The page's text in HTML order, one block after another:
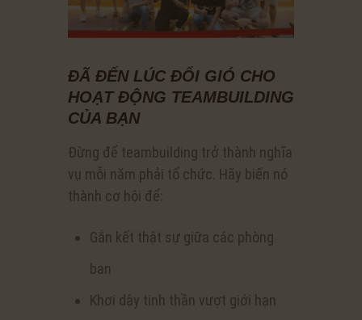
ĐÃ ĐẾN LÚC ĐỔI GIÓ CHO
HOẠT ĐỘNG TEAMBUILDING
CỦA BẠN
Đừng để teambuilding trở thành nghĩa
vụ mỗi năm phải tổ chức. Hãy biến nó
thành cơ hội để:
Gắn kết thật sự giữa các phòng
ban
Khơi dậy tinh thần vượt giới hạn